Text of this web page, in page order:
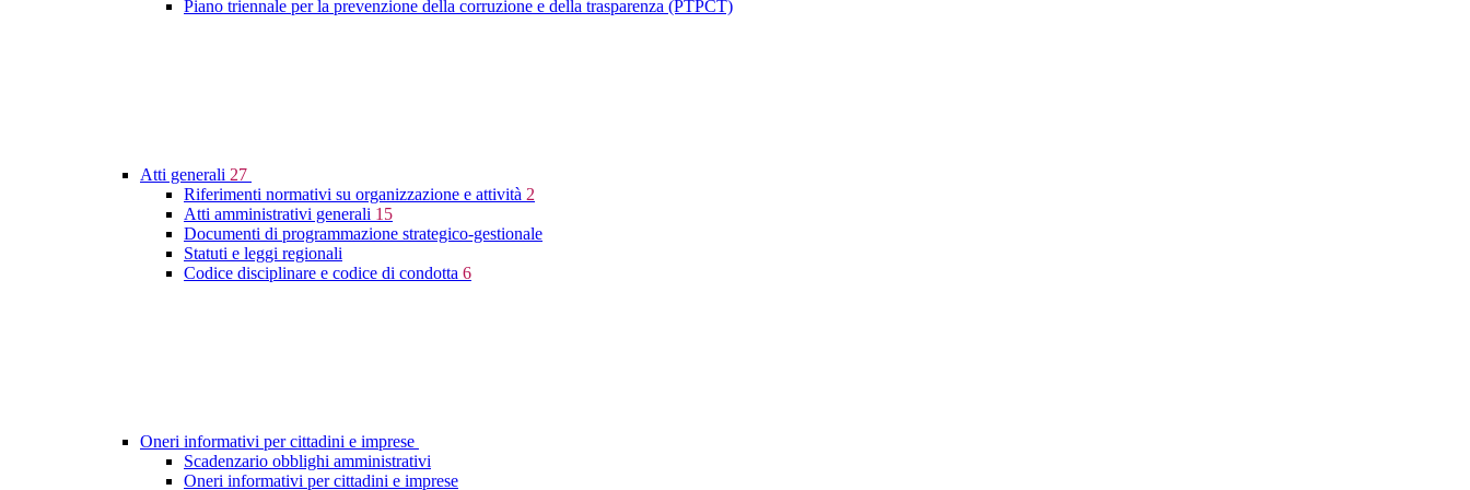
Piano triennale per la prevenzione della corruzione e della trasparenza (PTPCT)
Atti generali 27
Riferimenti normativi su organizzazione e attività 2
Atti amministrativi generali 15
Documenti di programmazione strategico-gestionale
Statuti e leggi regionali
Codice disciplinare e codice di condotta 6
Oneri informativi per cittadini e imprese
Scadenzario obblighi amministrativi
Oneri informativi per cittadini e imprese